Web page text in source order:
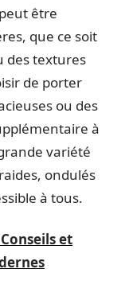
être
que ce soit
des textures
de porter
ou des
à
variété
ondulés
à tous.
et